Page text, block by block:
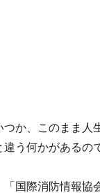
つか、このまま
違う何かがあるの
「国際消防情報協